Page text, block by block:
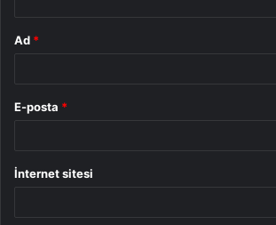
Ad *
E-posta *
İnternet sitesi